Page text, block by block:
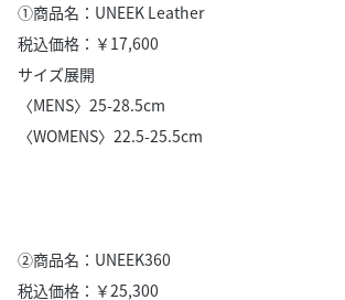
①商品名：UNEEK Leather
税込価格：￥17,600
サイズ展開
〈MENS〉25-28.5cm
〈WOMENS〉22.5-25.5cm
②商品名：UNEEK360
税込価格：￥25,300